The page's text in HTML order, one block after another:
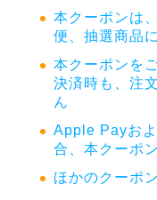
本クーポンは
便、 抽選商品
本クーポンを
決済時も、 注
ん
Apple Payお
合、 本クーポ
ほかのクーポ